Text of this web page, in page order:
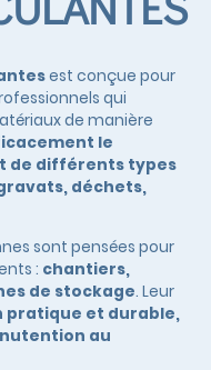
est conçue pour
qui
de manière
le
de différents types
déchets,
sont pensées pour
: chantiers,
de stockage. Leur
pratique et durable,
au